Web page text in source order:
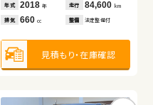
年式 2018年 走行 84,600 km
排気 660cc 整備 法定整備付
見積もり・在庫確認
見積もり・在庫確認
見積もり・在庫確認
見積もり・在庫確認